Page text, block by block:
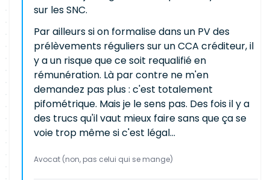
sur les SNC.
Par ailleurs si on formalise dans un PV des
prélèvements réguliers sur un CCA créditeur, il
y a un risque que ce soit requalifié en
rémunération. Là par contre ne m'en
demandez pas plus : c'est totalement
pifométrique. Mais je le sens pas. Des fois il y a
des trucs qu'il vaut mieux faire sans que ça se
voie trop même si c'est légal...
Avocat (non, pas celui qui se mange)